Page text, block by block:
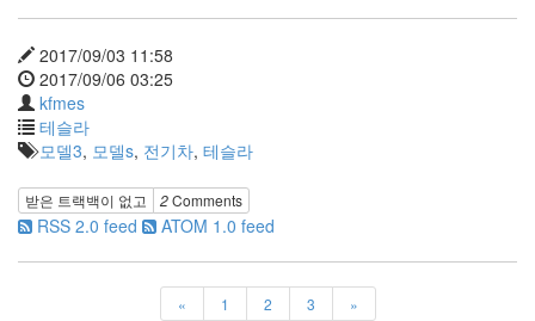
2017/09/03 11:58
2017/09/06 03:25
kfmes
테슬라
모델3, 모델s, 전기차, 테슬라
받은 트랙백이 없고 2Comments
RSS 2.0 feed ATOM 1.0 feed
« 1 2 3 »